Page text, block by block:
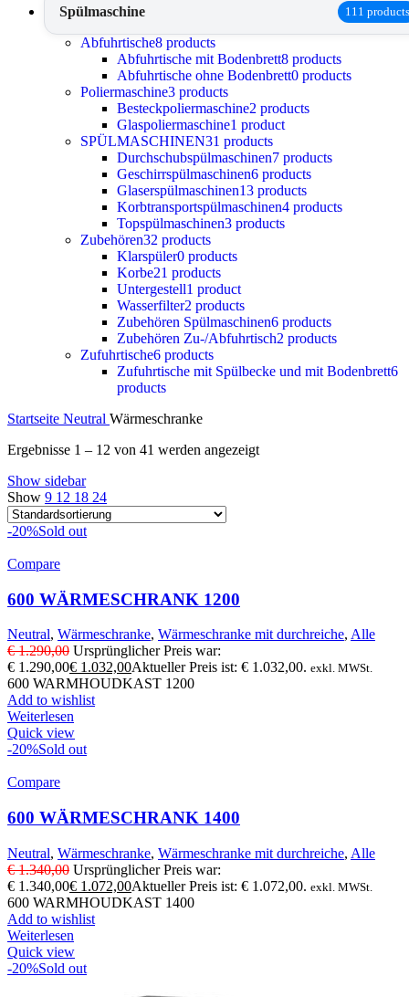
Spülmaschine 111 products
Abfuhrtische8 products
Abfuhrtische mit Bodenbrett8 products
Abfuhrtische ohne Bodenbrett0 products
Poliermaschine3 products
Besteckpoliermaschine2 products
Glaspoliermaschine1 product
SPÜLMASCHINEN31 products
Durchschubspülmaschinen7 products
Geschirrspülmaschinen6 products
Glaserspülmaschinen13 products
Korbtransportspülmaschinen4 products
Topspülmaschinen3 products
Zubehören32 products
Klarspüler0 products
Korbe21 products
Untergestell1 product
Wasserfilter2 products
Zubehören Spülmaschinen6 products
Zubehören Zu-/Abfuhrtisch2 products
Zufuhrtische6 products
Zufuhrtische mit Spülbecke und mit Bodenbrett6
products
Startseite Neutral Wärmeschranke
Ergebnisse 1 – 12 von 41 werden angezeigt
Show sidebar
Show 9 12 18 24
-20%Sold out
Compare
600 WÄRMESCHRANK 1200
Neutral, Wärmeschranke, Wärmeschranke mit durchreiche, Alle
€1.290,00 Ursprünglicher Preis war:
€ 1.290,00€ 1.032,00Aktueller Preis ist: € 1.032,00. exkl. MWSt.
600 WARMHOUDKAST 1200
Add to wishlist
Weiterlesen
Quick view
-20%Sold out
Compare
600 WÄRMESCHRANK 1400
Neutral, Wärmeschranke, Wärmeschranke mit durchreiche, Alle
€1.340,00 Ursprünglicher Preis war:
€ 1.340,00€ 1.072,00Aktueller Preis ist: € 1.072,00. exkl. MWSt.
600 WARMHOUDKAST 1400
Add to wishlist
Weiterlesen
Quick view
-20%Sold out